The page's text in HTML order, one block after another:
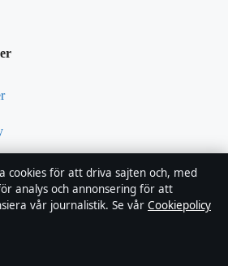
cookies för att driva sajten och, med
analys och annonsering för att
vår journalistik. Se vår Cookiepolicy